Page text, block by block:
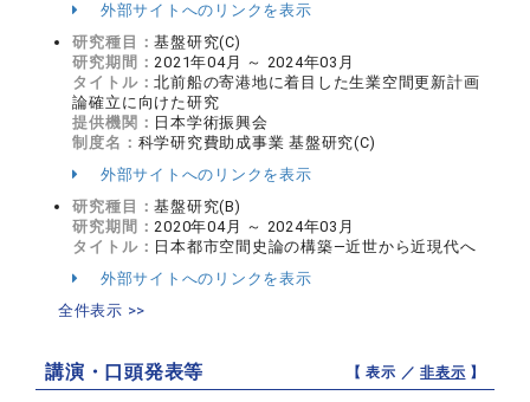
外部サイトへのリンクを表示
研究種目：基盤研究(C)
研究期間：2021年04月 ～ 2024年03月
タイトル：北前船の寄港地に着目した生業空間更新計画
論確立に向けた研究
提供機関： 日本学術振興会
制度名： 科学研究費助成事業 基盤研究(C)
外部サイトへのリンクを表示
研究種目：基盤研究(B)
研究期間：2020年04月 ～ 2024年03月
タイトル： 日本都市空間史論の構築―近世から近現代へ
外部サイトへのリンクを表示
全件表示 >>
講演・口頭発表等 【 表示 ／非表示 】